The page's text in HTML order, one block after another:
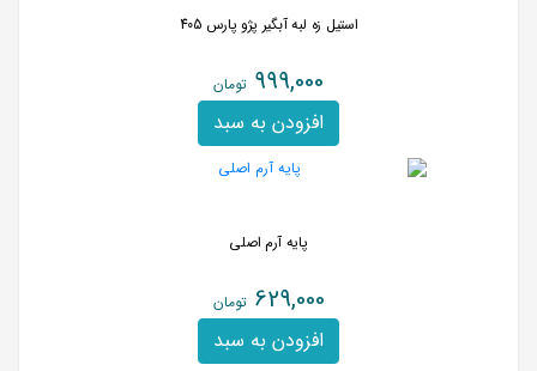
استیل زه لبه آبگیر پژو پارس 405
999,000 تومان
افزودن به سبد
پایه آرم اصلی
629,000 تومان
افزودن به سبد